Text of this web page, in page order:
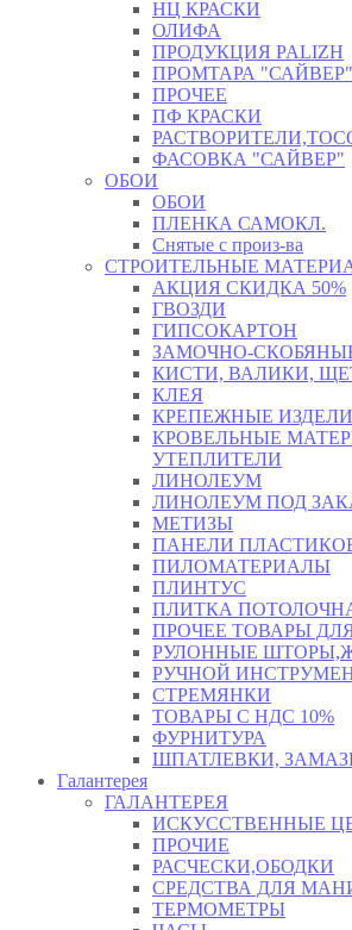
НЦ КРАСКИ
ОЛИФА
ПРОДУКЦИЯ PALIZH
ПРОМТАРА "САЙВЕР"
ПРОЧЕЕ
ПФ КРАСКИ
ФАСОВКА "САЙВЕР"
ОБОИ
ОБОИ
ПЛЕНКА САМОКЛ.
Снятые с произ-ва
СТРОИТЕЛЬНЫЕ
АКЦИЯ СКИДКА 50%
ГВОЗДИ
ГИПСОКАРТОН
ЗАМОЧНО-
КИСТИ, ВАЛИКИ,
КЛЕЯ
КРЕПЕЖНЫЕ
КРОВЕЛЬНЫЕ
УТЕПЛИТЕЛИ
ЛИНОЛЕУМ
ЛИНОЛЕУМ ПОД
МЕТИЗЫ
ПАНЕЛИ
ПИЛОМАТЕРИАЛЫ
ПЛИНТУС
ПЛИТКА
ПРОЧЕЕ ТОВАРЫ
РУЛОННЫЕ
РУЧНОЙ
СТРЕМЯНКИ
ТОВАРЫ С НДС 10%
ФУРНИТУРА
ШПАТЛЕВКИ,
Галантерея
ГАЛАНТЕРЕЯ
ИСКУССТВЕННЫЕ
ПРОЧИЕ
РАСЧЕСКИ,ОБОДКИ
СРЕДСТВА ДЛЯ
ТЕРМОМЕТРЫ